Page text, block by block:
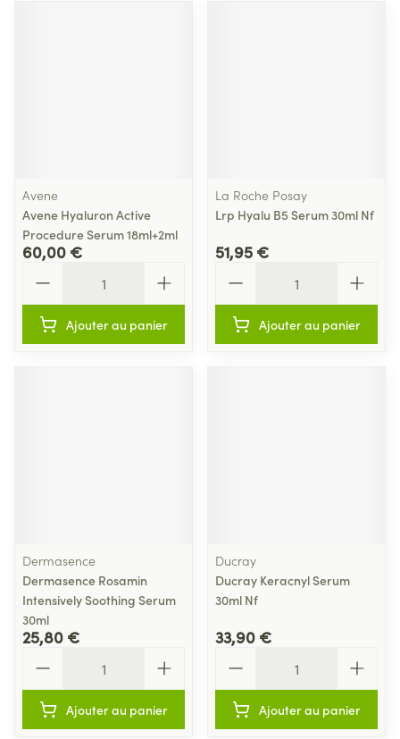
Avene
Avene Hyaluron Active
Procedure Serum 18ml+2ml
60,00 €
Ajouter au panier
La Roche Posay
Lrp Hyalu B5 Serum 30ml Nf
51,95 €
Ajouter au panier
Dermasence
Dermasence Rosamin
Intensively Soothing Serum
30ml
25,80 €
Ajouter au panier
Ducray
Ducray Keracnyl Serum
30ml Nf
33,90 €
Ajouter au panier